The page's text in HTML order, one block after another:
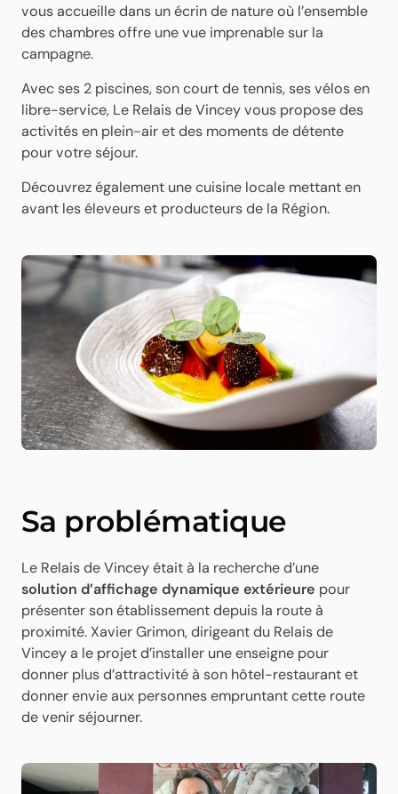
vous accueille dans un écrin de nature où l’ensemble
des chambres offre une vue imprenable sur la
campagne.
Avec ses 2 piscines, son court de tennis, ses vélos en
libre-service, Le Relais de Vincey vous propose des
activités en plein-air et des moments de détente
pour votre séjour.
Découvrez également une cuisine locale mettant en
avant les éleveurs et producteurs de la Région.
Sa problématique
Le Relais de Vincey était à la recherche d’une
solution d’affichage dynamique extérieure pour
présenter son établissement depuis la route à
proximité. Xavier Grimon, dirigeant du Relais de
Vincey a le projet d’installer une enseigne pour
donner plus d’attractivité à son hôtel-restaurant et
donner envie aux personnes empruntant cette route
de venir séjourner.